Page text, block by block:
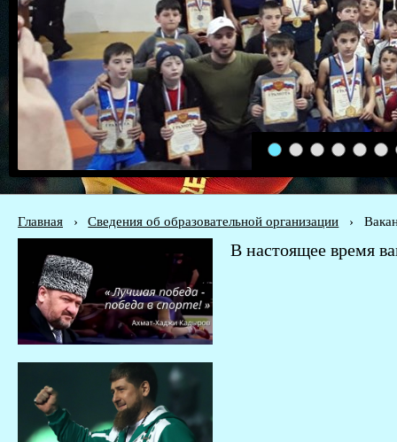
1 2 3 4 5 6
Главная › Сведения об образовательной организации ›
В настоящее время